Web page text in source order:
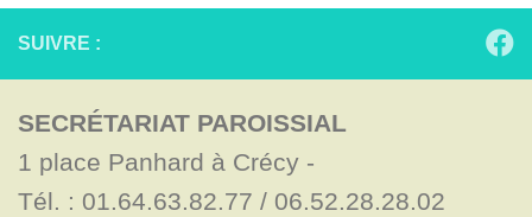
SUIVRE :
SECRÉTARIAT PAROISSIAL
1 place Panhard à Crécy -
Tél. : 01.64.63.82.77 / 06.52.28.28.02